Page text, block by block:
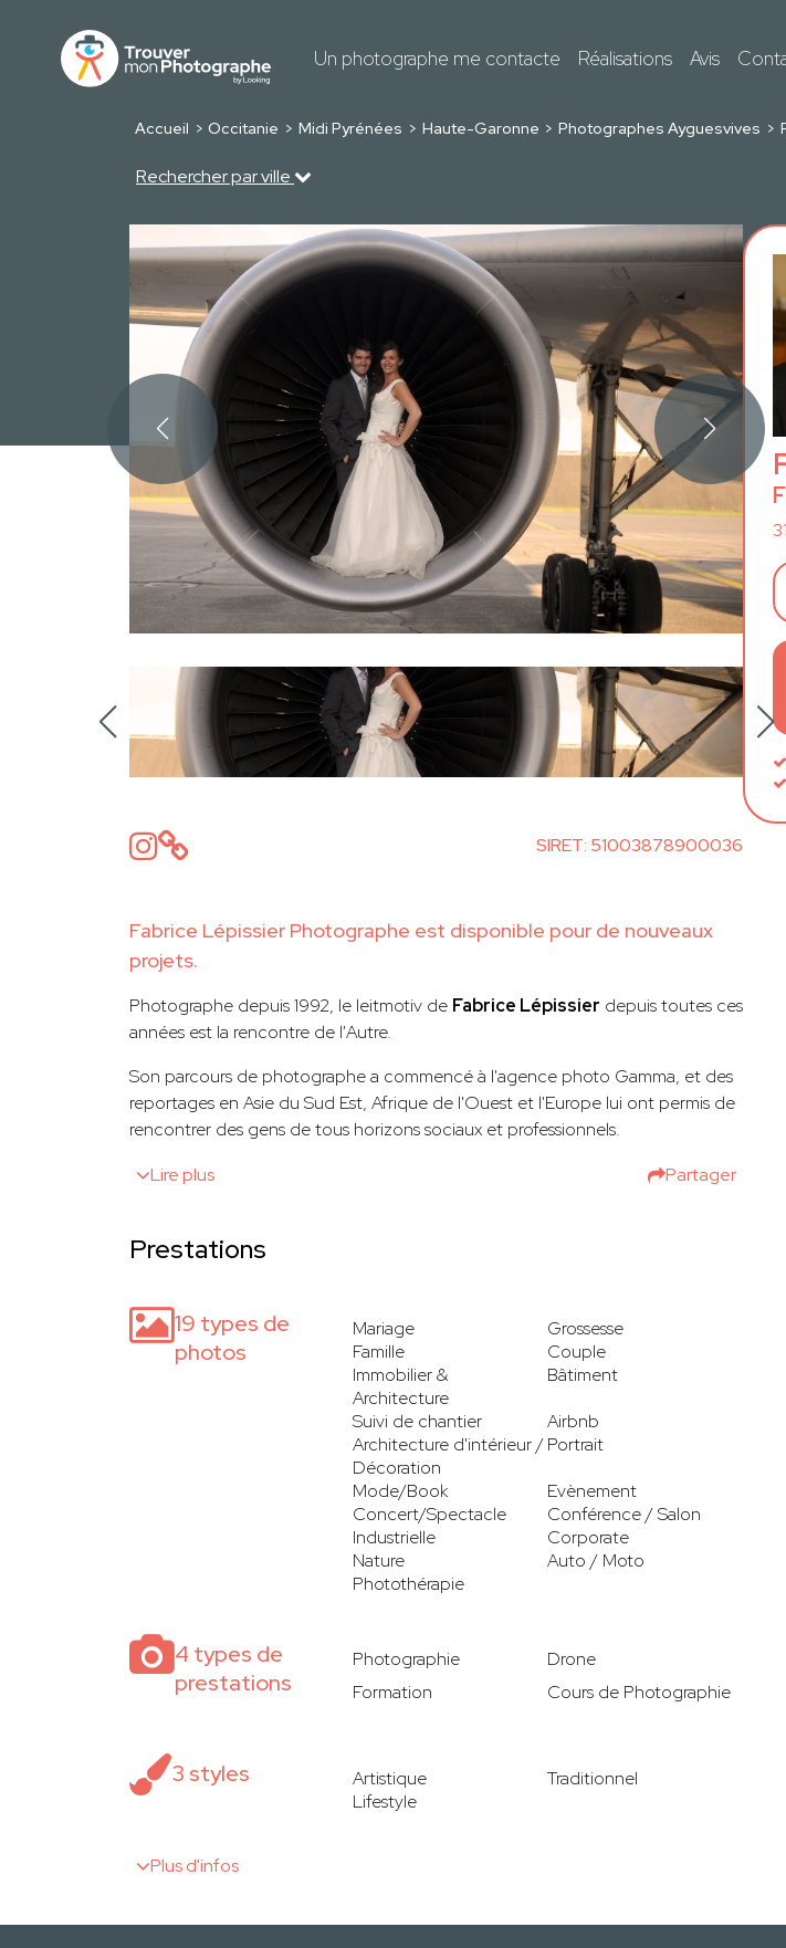
Un photographe me contacte Réalisations Avis
Accueil Occitanie Midi Pyrénées Haute-Garonne Photographes Ayguesvives
Rechercher par ville
SIRET: 51003878900036
Fabrice Lépissier Photographe est disponible pour de nouveaux
projets.
Photographe depuis 1992, le leitmotiv de Fabrice Lépissier depuis toutes ces
années est la rencontre de l'Autre.
Son parcours de photographe a commencé à l'agence photo Gamma, et des
reportages en Asie du Sud Est, Afrique de l'Ouest et l'Europe lui ont permis de
rencontrer des gens de tous horizons sociaux et professionnels.
Lire plus
Partager
Prestations
19 types de
photos
Mariage
Grossesse
Famille
Couple
Immobilier &
Architecture
Bâtiment
Suivi de chantier
Airbnb
Architecture d'intérieur /
Décoration
Portrait
Mode/Book
Evènement
Concert/Spectacle
Conférence / Salon
Industrielle
Corporate
Nature
Auto / Moto
Photothérapie
4 types de
prestations
Photographie
Drone
Formation
Cours de Photographie
3 styles Artistique
Traditionnel
Lifestyle
Plus d'infos